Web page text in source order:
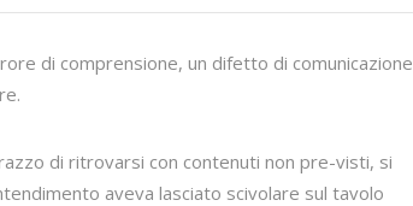
di comprensione, un difetto di comunicazione
di ritrovarsi con contenuti non pre-visti, si
aveva lasciato scivolare sul tavolo